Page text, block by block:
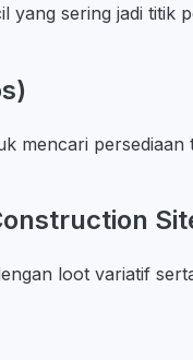
yang sering jadi titik
mencari
loot variatif